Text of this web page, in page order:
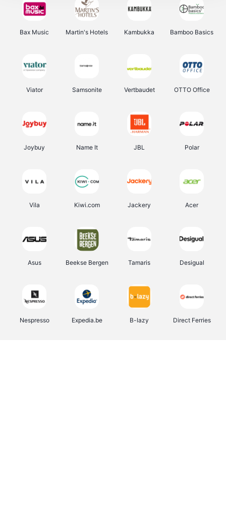
Bax Music Martin's Hotels Kambukka Bamboo Basics
Viator Samsonite Vertbaudet OTTO Office
Joybuy Name It JBL Polar
Vila Kiwi.com Jackery Acer
Asus Beekse Bergen Tamaris Desigual
Nespresso Expedia.be B-lazy Direct Ferries